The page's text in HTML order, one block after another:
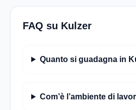
FAQ su Kulzer
Quanto si guadagna in
Com’è l’ambiente di